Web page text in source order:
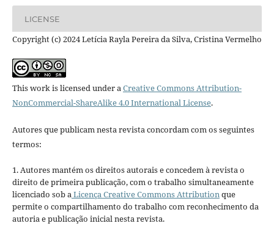
LICENSE
Copyright (c) 2024 Letícia Rayla Pereira da Silva, Cristina Vermelho
This work is licensed under aCreative Commons Attribution-
NonCommercial-ShareAlike 4.0 International License.
Autores que publicam nesta revista concordam com os seguintes
termos:
1. Autores mantém os direitos autorais e concedem à revista o
direito de primeira publicação, com o trabalho simultaneamente
licenciado sob aLicença Creative Commons Attributionque
permite o compartilhamento do trabalho com reconhecimento da
autoria e publicação inicial nesta revista.